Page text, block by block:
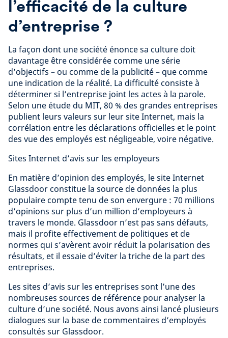
l’efficacité de la culture
d’entreprise ?
La façon dont une société énonce sa culture doit
davantage être considérée comme une série
d’objectifs – ou comme de la publicité – que comme
une indication de la réalité. La difficulté consiste à
déterminer si l’entreprise joint les actes à la parole.
Selon une étude du MIT, 80 % des grandes entreprises
publient leurs valeurs sur leur site Internet, mais la
corrélation entre les déclarations officielles et le point
des vue des employés est négligeable, voire négative.
Sites Internet d’avis sur les employeurs
En matière d’opinion des employés, le site Internet
Glassdoor constitue la source de données la plus
populaire compte tenu de son envergure : 70 millions
d’opinions sur plus d’un million d’employeurs à
travers le monde. Glassdoor n’est pas sans défauts,
mais il profite effectivement de politiques et de
normes qui s’avèrent avoir réduit la polarisation des
résultats, et il essaie d’éviter la triche de la part des
entreprises.
Les sites d’avis sur les entreprises sont l’une des
nombreuses sources de référence pour analyser la
culture d’une société. Nous avons ainsi lancé plusieurs
dialogues sur la base de commentaires d’employés
consultés sur Glassdoor.